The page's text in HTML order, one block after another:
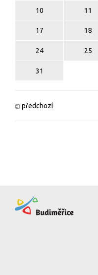
10 11
17 18
24 25
31
předchozí